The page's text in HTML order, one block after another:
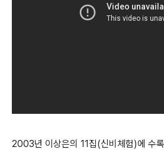
2003년 이상은의 11집(신비체험)에 수